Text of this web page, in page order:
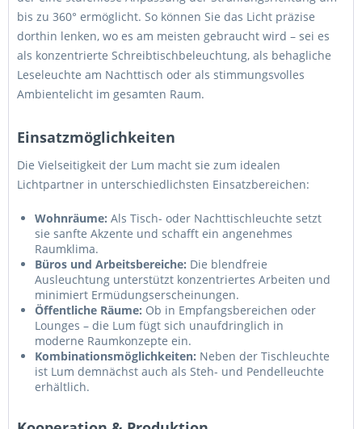
bis zu 360° ermöglicht. So können Sie das Licht präzise
dorthin lenken, wo es am meisten gebraucht wird – sei es
als konzentrierte Schreibtischbeleuchtung, als behagliche
Leseleuchte am Nachttisch oder als stimmungsvolles
Ambientelicht im gesamten Raum.
Einsatzmöglichkeiten
Die Vielseitigkeit der Lum macht sie zum idealen
Lichtpartner in unterschiedlichsten Einsatzbereichen:
Wohnräume: Als Tisch- oder Nachttischleuchte setzt
sie sanfte Akzente und schafft ein angenehmes
Raumklima.
Büros und Arbeitsbereiche: Die blendfreie
Ausleuchtung unterstützt konzentriertes Arbeiten und
minimiert Ermüdungserscheinungen.
Öffentliche Räume: Ob in Empfangsbereichen oder
Lounges – die Lum fügt sich unaufdringlich in
moderne Raumkonzepte ein.
Kombinationsmöglichkeiten: Neben der Tischleuchte
ist Lum demnächst auch als Steh- und Pendelleuchte
erhältlich.